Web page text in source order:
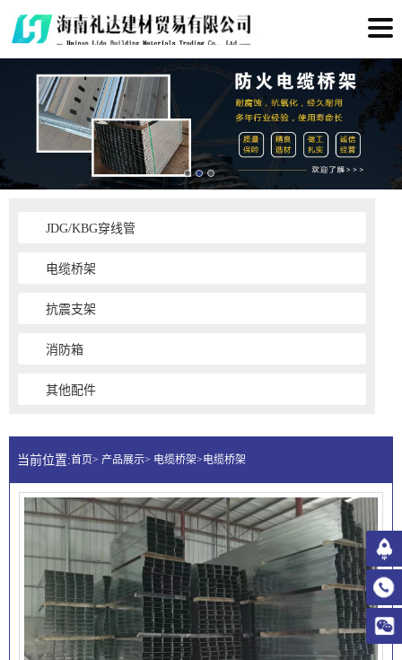
JDG/KBG穿线管
电缆桥架
抗震支架
消防箱
其他配件
当前位置:首页> 产品展示> 电缆桥架>电缆桥架